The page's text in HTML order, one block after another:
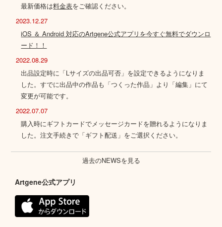
最新価格は料金表をご確認ください。
2023.12.27
iOS ＆ Android 対応のArtgene公式アプリを今すぐ無料でダウンロ
ード！！
2022.08.29
出品設定時に「Lサイズの出品可否」を設定できるようになりま
した。すでに出品中の作品も「つくった作品」より「編集」にて
変更が可能です。
2022.07.07
購入時にギフトカードでメッセージカードを贈れるようになりま
した。注文手続きで「ギフト配送」をご選択ください。
過去のNEWSを見る
Artgene公式アプリ